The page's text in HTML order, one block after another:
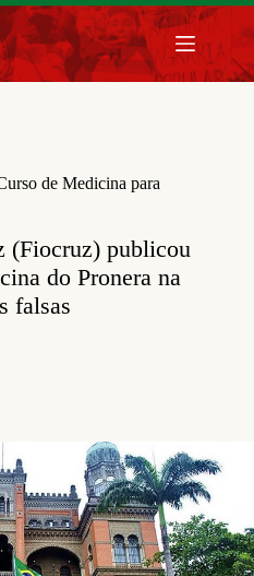
de Medicina para
(Fiocruz) publicou
do Pronera na
falsas